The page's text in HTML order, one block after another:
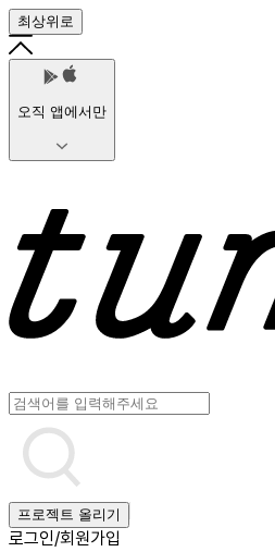
최상위로
오직 앱에서만
프로젝트 올리기
로그인/회원가입